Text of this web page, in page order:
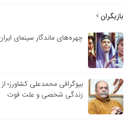
بازیگران
چهره‌های ماندگار سینمای
بیوگرافی محمدعلی کشاورز؛ از
زندگی شخصی و علت فوت